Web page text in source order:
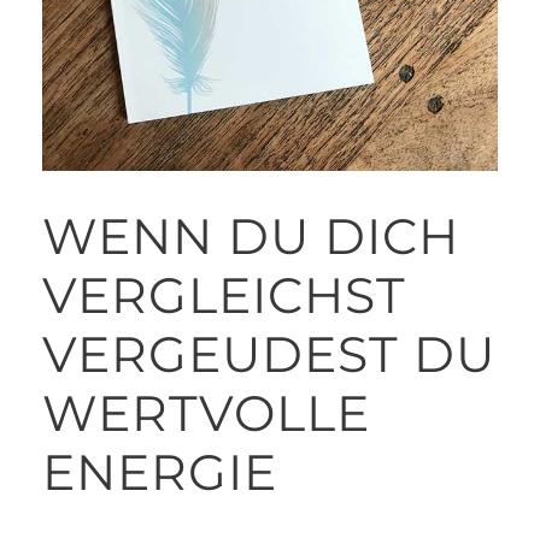
WENN DU DICH
VERGLEICHST
VERGEUDEST DU
WERTVOLLE
ENERGIE